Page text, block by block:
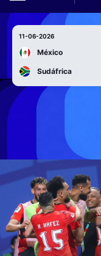
11-06-2026
México
Sudáfrica